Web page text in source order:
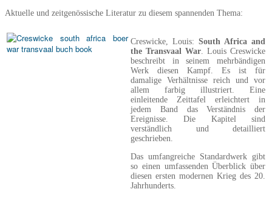
Aktuelle und zeitgenössische Literatur zu diesem spannenden Thema:
Creswicke, Louis: South Africa and
the Transvaal War . Louis Creswicke
beschreibt in seinem mehrbändigen
Werk diesen Kampf. Es ist für
damalige Verhältnisse reich und vor
allem farbig illustriert. Eine
einleitende Zeittafel erleichtert in
jedem Band das Verständnis der
Ereignisse. Die Kapitel sind
verständlich und detailliert
geschrieben.
Das umfangreiche Standardwerk gibt
so einen umfassenden Überblick über
diesen ersten modernen Krieg des 20.
Jahrhunderts.